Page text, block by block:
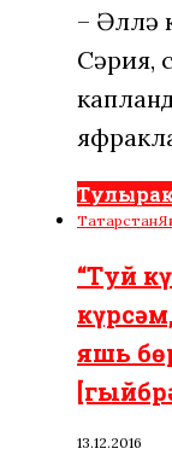
– Әллә
Сәрия,
Татарстан
“Туй
яшь
13.12.2016